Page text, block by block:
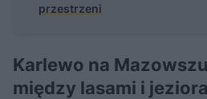
przestrzeni
Karlewo na
między lasami i